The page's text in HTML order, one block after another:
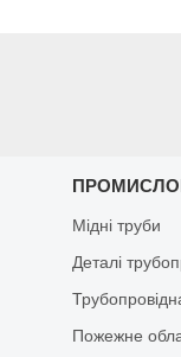
Мідні труби
Деталі
Пожежне